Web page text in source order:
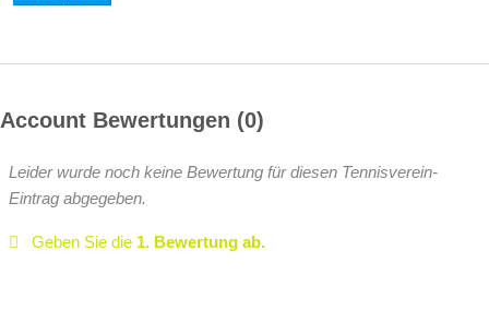
Account Bewertungen 0
Leider wurde noch keine Bewertung für diesen Tennisverein-
Eintrag abgegeben.
Geben Sie die 1. Bewertung ab.